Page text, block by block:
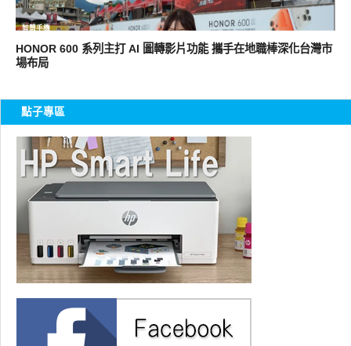
智慧手機
HONOR 600 系列主打 AI 圖轉影片功能 攜手在地職棒深化台灣市
場布局
點子專區